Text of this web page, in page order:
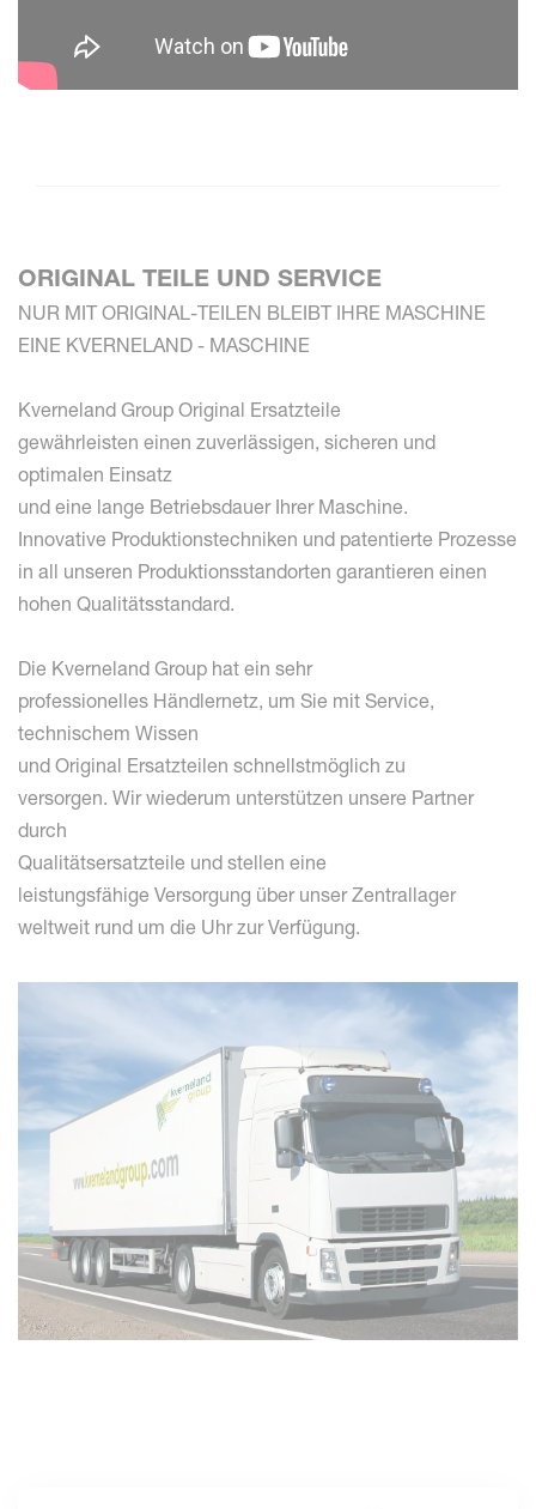
ORIGINAL TEILE UND SERVICE
NUR MIT ORIGINAL-TEILEN BLEIBT IHRE MASCHINE
EINE KVERNELAND - MASCHINE
Kverneland Group Original Ersatzteile
gewährleisten einen zuverlässigen, sicheren und
optimalen Einsatz
und eine lange Betriebsdauer Ihrer Maschine.
Innovative Produktionstechniken und patentierte Prozesse
in all unseren Produktionsstandorten garantieren einen
hohen Qualitätsstandard.
Die Kverneland Group hat ein sehr
professionelles Händlernetz, um Sie mit Service,
technischem Wissen
und Original Ersatzteilen schnellstmöglich zu
versorgen. Wir wiederum unterstützen unsere Partner
durch
Qualitätsersatzteile und stellen eine
leistungsfähige Versorgung über unser Zentrallager
weltweit rund um die Uhr zur Verfügung.